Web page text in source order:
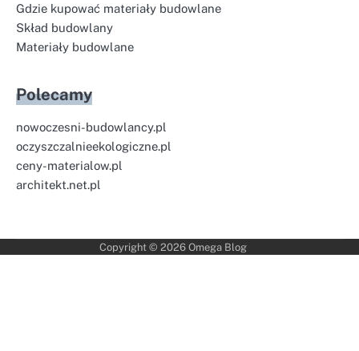
Gdzie kupować materiały budowlane
Skład budowlany
Materiały budowlane
Polecamy
nowoczesni-budowlancy.pl
oczyszczalnieekologiczne.pl
ceny-materialow.pl
architekt.net.pl
Copyright © 2026 Omega Blog